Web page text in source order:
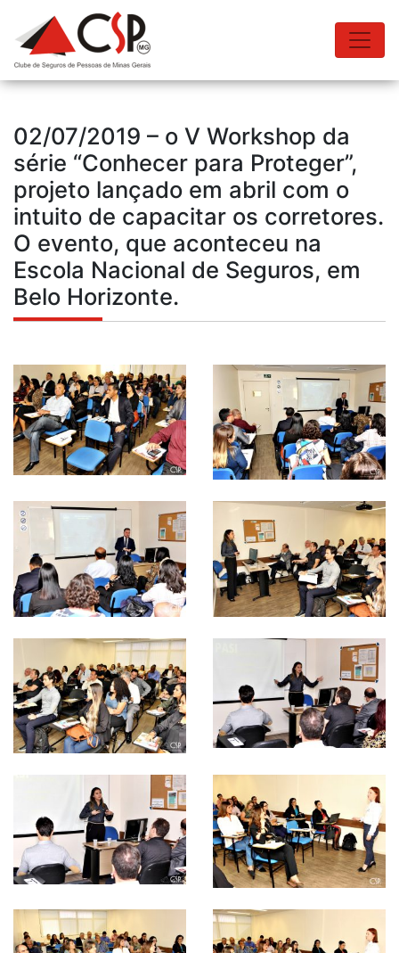
02/07/2019 – o V Workshop da
série “Conhecer para Proteger”,
projeto lançado em abril com o
intuito de capacitar os corretores.
O evento, que aconteceu na
Escola Nacional de Seguros, em
Belo Horizonte.